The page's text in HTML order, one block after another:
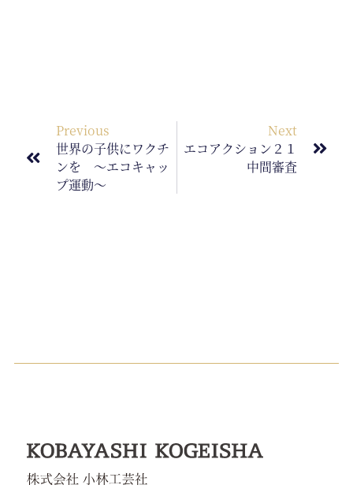
Previous
世界の子供にワクチ
ンを ～エコキャッ
プ運動～
Next
エコアクション２１
中間審査